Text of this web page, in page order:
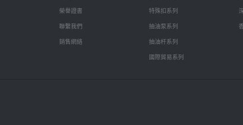
榮譽證書
聯繫我們
銷售網絡
特殊扣系列
抽油泵系列
抽油杆系列
國際貿易系列